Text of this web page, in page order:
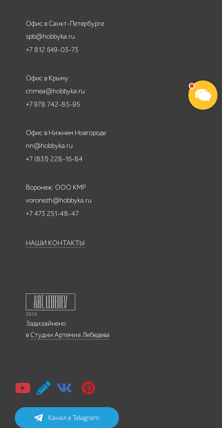
Офис в Санкт-Петербурге
spb@hobbyka.ru
+7 812 649-03-73
Офис в Крыму
crimea@hobbyka.ru
+7 978 742-85-95
Офис в Нижнем Новгороде
nn@hobbyka.ru
+7 (831) 228-16-84
Воронеж: ООО КМР
voronezh@hobbyka.ru
+7 473 251-48-47
НАШИ КОНТАКТЫ
Задизайнено
в Студии Артемия Лебедева
Канал в Telegram